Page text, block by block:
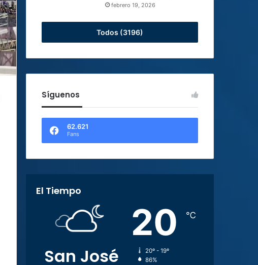
febrero 19, 2026
Todos (3196)
Síguenos
62.621
Fans
El Tiempo
San José
20 ℃
20º - 19º
86%